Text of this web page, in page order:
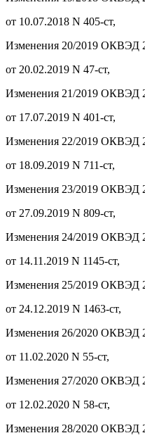
от 10.07.2018 N 405-ст,
Изменения 20/2019 ОКВЭД
от 20.02.2019 N 47-ст,
Изменения 21/2019 ОКВЭД
от 17.07.2019 N 401-ст,
Изменения 22/2019 ОКВЭД
от 18.09.2019 N 711-ст,
Изменения 23/2019 ОКВЭД
от 27.09.2019 N 809-ст,
Изменения 24/2019 ОКВЭД
от 14.11.2019 N 1145-ст,
Изменения 25/2019 ОКВЭД
от 24.12.2019 N 1463-ст,
Изменения 26/2020 ОКВЭД
от 11.02.2020 N 55-ст,
Изменения 27/2020 ОКВЭД
от 12.02.2020 N 58-ст,
Изменения 28/2020 ОКВЭД